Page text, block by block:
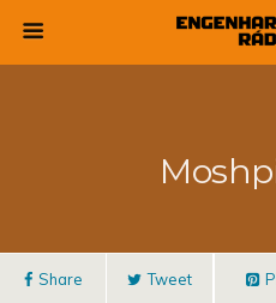
Share Tweet